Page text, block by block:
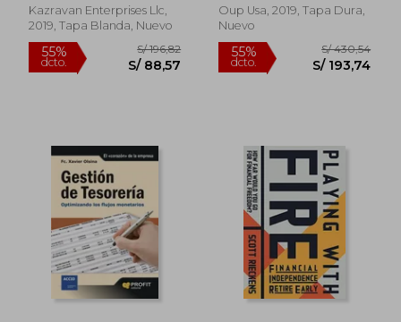
S/ 89,98
Presupuestos,
Ahorrar Dinero y Salir
que Construyes tu
Libertad Financiera
Kazravan Enterprises Llc,
2019, Tapa Blanda, Nuevo
Oup Usa, 2019, Tapa Dura,
Nuevo